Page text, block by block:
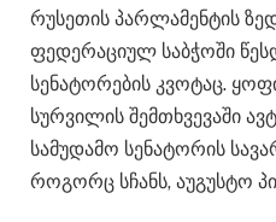
რუსეთის პარლამენტის
ფედერაციულ საბჭოში
სენატორების კვოტაც.
სურვილის შემთხვევაში
სამუდამო სენატორის
როგორც სჩანს, აუგუსტო